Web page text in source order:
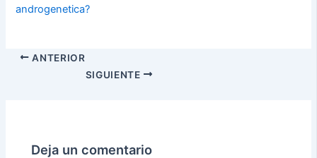
androgenetica?
ANTERIOR
SIGUIENTE
Deja un comentario